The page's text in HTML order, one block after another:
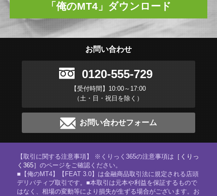
「俺のMT4」ダウンロード
お問い合わせ
0120-555-729
【受付時間】10:00～17:00
（土・日・祝日を除く）
お問い合わせフォーム
【取引に関する注意事項】 ※くりっく365の注意事項は ［くりっ
く365］ のページをご確認ください。
■【俺のMT4】【FEAT 3.0】は金融商品取引法に規定される店頭
デリバティブ取引です。■本取引は元本や利益を保証するもので
はなく、相場の変動等により損失が生ずる場合がございます。お